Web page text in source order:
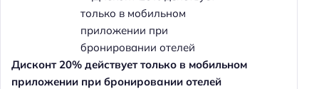
Дисконт 20% действует только в мобильном
приложении при бронировании отелей